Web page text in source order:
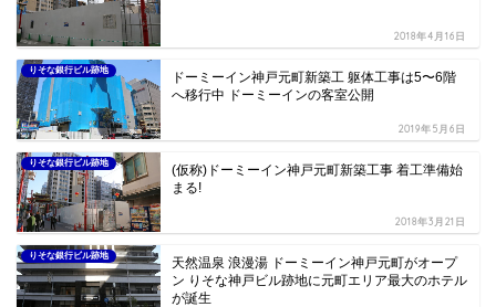
2018年4月16日
りそな銀行ビル跡地
ドーミーイン神戸元町新築工 躯体工事は5〜6階
へ移行中 ドーミーインの客室公開
2019年5月6日
りそな銀行ビル跡地
(仮称)ドーミーイン神戸元町新築工事 着工準備始
まる!
2018年3月21日
りそな銀行ビル跡地
天然温泉 浪漫湯 ドーミーイン神戸元町がオープ
ン りそな神戸ビル跡地に元町エリア最大のホテル
が誕生